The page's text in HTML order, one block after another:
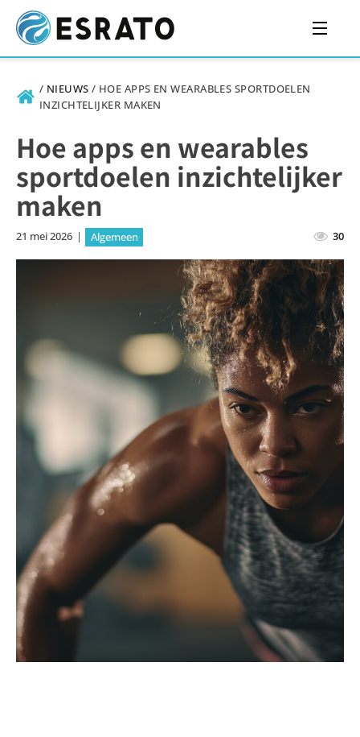
/ NIEUWS / HOE APPS EN WEARABLES SPORTDOELEN
INZICHTELIJKER MAKEN
Hoe apps en wearables
sportdoelen inzichtelijker
maken
21 mei 2026 | Algemeen 30